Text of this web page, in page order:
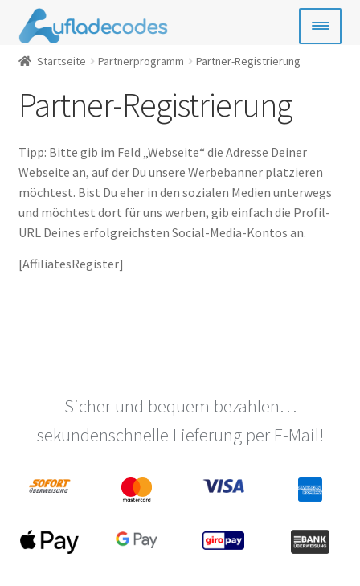
Zur
Navigation
springen
Zum
Inhalt
springen
Handy-Guthaben
Bezahlkarten
Geschenkkarten
Gamecards
Entertainment
Startseite Partnerprogramm Partner-Registrierung
Partner-Registrierung
Tipp: Bitte gib im Feld „Webseite“ die Adresse Deiner
Webseite an, auf der Du unsere Werbebanner platzieren
möchtest. Bist Du eher in den sozialen Medien unterwegs
und möchtest dort für uns werben, gib einfach die Profil-
URL Deines erfolgreichsten Social-Media-Kontos an.
[AffiliatesRegister]
Sicher und bequem bezahlen…
sekundenschnelle Lieferung per E-Mail!